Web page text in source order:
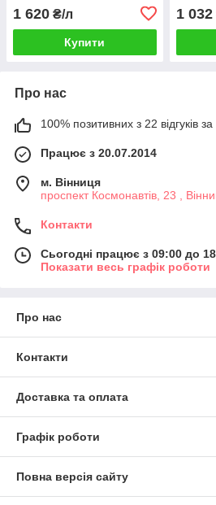
1 620 ₴/л
Купити
1 032
Про нас
100% позитивних з 22 відгуків за
Працює з 20.07.2014
м. Вінниця
проспект Космонавтів, 23 ,
Контакти
Сьогодні працює з 09:00 до
Показати весь графік роботи
Про нас
Контакти
Доставка та оплата
Графік роботи
Повна версія сайту